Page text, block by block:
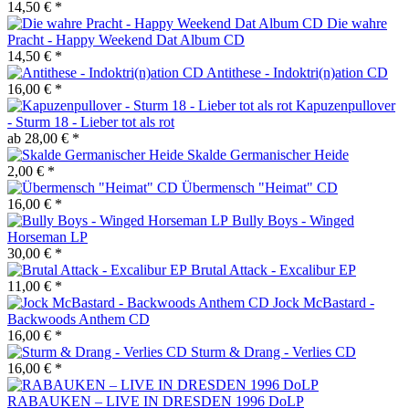
14,50 € *
Die wahre
Pracht - Happy Weekend Dat Album CD
14,50 € *
Antithese - Indoktri(n)ation CD
16,00 € *
Kapuzenpullover
- Sturm 18 - Lieber tot als rot
ab 28,00 € *
Skalde Germanischer Heide
2,00 € *
Übermensch "Heimat" CD
16,00 € *
Bully Boys - Winged
Horseman LP
30,00 € *
Brutal Attack - Excalibur EP
11,00 € *
Jock McBastard -
Backwoods Anthem CD
16,00 € *
Sturm & Drang - Verlies CD
16,00 € *
RABAUKEN – LIVE IN DRESDEN 1996 DoLP